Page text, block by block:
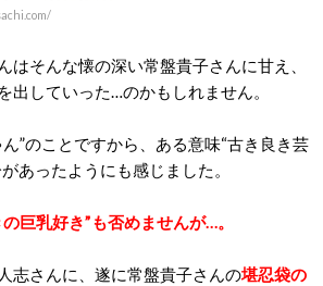
はそんな懐の深い常盤貴子さんに甘え、
出していった…のかもしれません。
”のことですから、ある意味“古き良き芸
あったようにも感じました。
巨乳好き”も否めませんが…。
志さんに、遂に常盤貴子さんの堪忍袋の